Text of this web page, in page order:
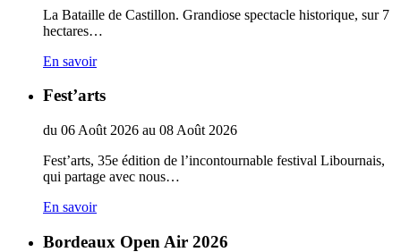
La Bataille de Castillon. Grandiose spectacle historique, sur 7
hectares…
En savoir
Fest’arts
du 06 Août 2026 au 08 Août 2026
Fest’arts, 35e édition de l’incontournable festival Libournais,
qui partage avec nous…
En savoir
Bordeaux Open Air 2026